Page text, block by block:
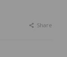
Share